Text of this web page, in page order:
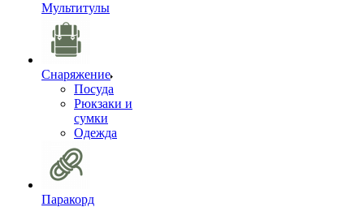
Мультитулы
Снаряжение
Посуда
Рюкзаки и
сумки
Одежда
Паракорд